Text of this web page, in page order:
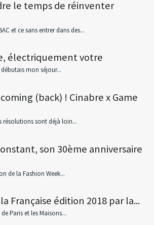
le temps de réinventer
et ce sans entrer dans des...
électriquement votre
mon séjour...
(back) ! Cinabre x Game
résolutions sont déjà loin...
son 30ème anniversaire
de la Fashion Week...
Française édition 2018 par la...
Paris et les Maisons...